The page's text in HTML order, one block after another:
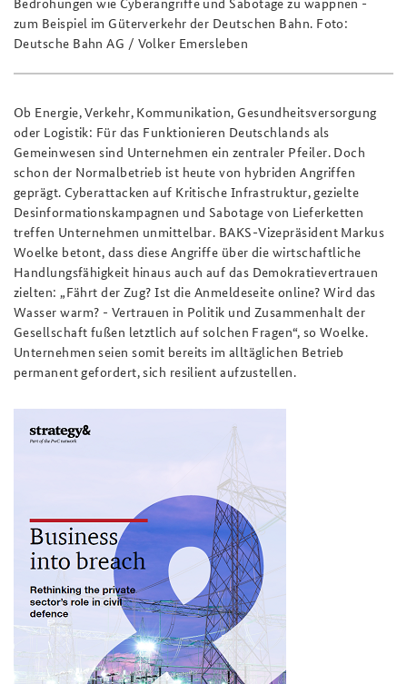
zum Beispiel im Güterverkehr der Deutschen Bahn. Foto:
Deutsche Bahn AG / Volker Emersleben
Ob Energie, Verkehr, Kommunikation, Gesundheitsversorgung
oder Logistik: Für das Funktionieren Deutschlands als
Gemeinwesen sind Unternehmen ein zentraler Pfeiler. Doch
schon der Normalbetrieb ist heute von hybriden Angriffen
geprägt. Cyberattacken auf Kritische Infrastruktur, gezielte
Desinformationskampagnen und Sabotage von Lieferketten
treffen Unternehmen unmittelbar. BAKS-Vizepräsident Markus
Woelke betont, dass diese Angriffe über die wirtschaftliche
Handlungsfähigkeit hinaus auch auf das Demokratievertrauen
zielten: „Fährt der Zug? Ist die Anmeldeseite online? Wird das
Wasser warm? - Vertrauen in Politik und Zusammenhalt der
Gesellschaft fußen letztlich auf solchen Fragen“, so Woelke.
Unternehmen seien somit bereits im alltäglichen Betrieb
permanent gefordert, sich resilient aufzustellen.